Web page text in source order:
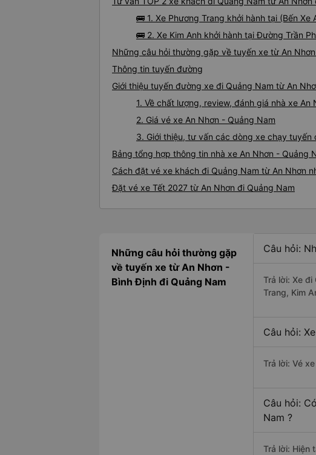
🚌 1. Xe Phương Trang khởi hành tại (Bến Xe
🚌 2. Xe Kim Anh khởi hành tại Đường Trần
Những câu hỏi thường gặp về tuyến xe từ An
Thông tin tuyến đường
Giới thiệu tuyến đường xe đi Quảng Nam từ An
1. Về chất lượng, review, đánh giá nhà xe An
2. Giá vé xe An Nhơn - Quảng Nam
3. Giới thiệu, tư vấn các dòng xe chạy tuyến
Bảng tổng hợp thông tin nhà xe An Nhơn - Quảng
Cách đặt vé xe khách đi Quảng Nam từ An Nhơn
Đặt vé xe Tết 2027 từ An Nhơn đi Quảng Nam
Những câu hỏi thường gặp
về tuyến xe từ An Nhơn -
Bình Định đi Quảng Nam
Câu hỏi:
Trả lời: Xe
Trang, Kim
Câu hỏi:
Trả lời: Vé
Câu hỏi:
Nam ?
Trả lời: Hiện